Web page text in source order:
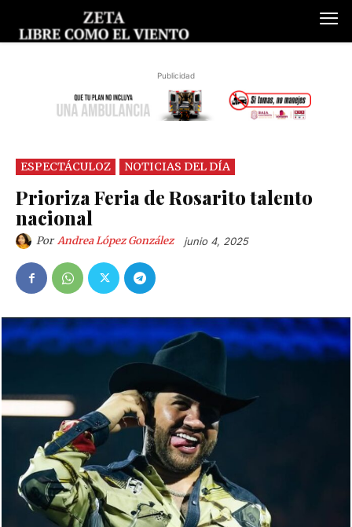
Publicidad
ESPECTÁCULOZ NOTICIAS DEL DÍA
Prioriza Feria de Rosarito talento
nacional
Por Andrea López González junio 4, 2025